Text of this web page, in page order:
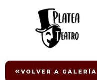
contenido
VOLVER A